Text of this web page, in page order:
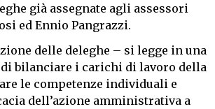
già assegnate agli assessori
ed Ennio Pangrazzi.
delle deleghe – si legge in una
bilanciare i carichi di lavoro della
le competenze individuali e
dell’azione amministrativa a